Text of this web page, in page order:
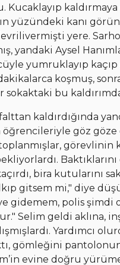
Kucaklayıp kaldırmaya
yüzündeki kanı
yere.
yandaki Aysel
yumruklayıp
koşmuş,
sokaktaki bu
kaldırdığında
göz
toplanmışlar, görevlinin
bira kutularını
gitsem mi," diye
gidemem, polis şimdi
Selim geldi aklına,
Yardımcı
gömleğini
evine doğru